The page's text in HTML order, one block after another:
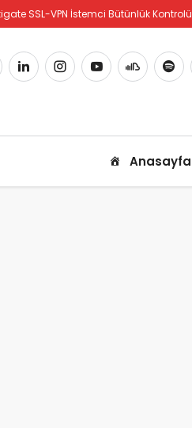
SSL-VPN İstemci Bütünlük Kontrolü
Anasayfa